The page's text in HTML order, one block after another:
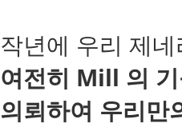
작년에 우리 제
여전히 Mill 의
의뢰하여 우리